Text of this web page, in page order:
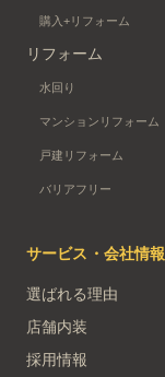
購入+リフォーム
リフォーム
水回り
マンションリフォーム
戸建リフォーム
バリアフリー
サービス・会社情報
選ばれる理由
店舗内装
採用情報